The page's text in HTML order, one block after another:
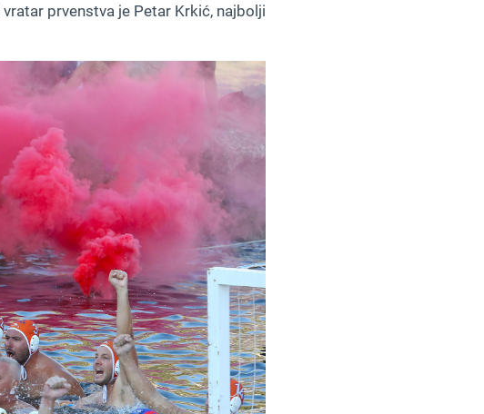
prvenstva je Petar Krkić, najbolji